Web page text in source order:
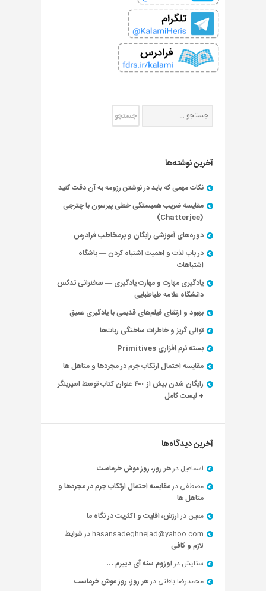
آخرین نوشته‌ها
نکات مهمی که باید در نوشتن رزومه به آن دقت کنید
مقایسه ضریب همبستگی خطی پیرسون با چترجی
(Chatterjee)
دوره‌های آموزشی رایگان و پرمخاطب فرادرس
در باب لذت و اهمیت اشتباه کردن — باشگاه
اشتباهات
یادگیری مهارت و مهارت یادگیری — سخنرانی تدکس
دانشگاه علامه طباطبایی
بهبود و ارتقای فیلم‌های قدیمی با یادگیری عمیق
توالی گریز و خاطرات ساختگی ربات‌ها
بسته نرم افزاری Primitives
مقایسه احتمال ارتکاب جرم در مجردها و متاهل ها
رایگان شدن بیش از ۴۰۰ عنوان کتاب توسط اسپرینگر
+ لیست کامل
آخرین دیدگاه‌ها
اسماعیل درهر روز، روز موش خرماست
مصطفی درمقایسه احتمال ارتکاب جرم در مجردها و
متاهل ها
معین درارزش، اقلیت و اکثریت در نگاه ما
hasansadeghnejad@yahoo.com درشرایط
لازم و کافی
ستایش دراوزوم سنه آی دییرم …
محمدرضا باطنی درهر روز، روز موش خرماست